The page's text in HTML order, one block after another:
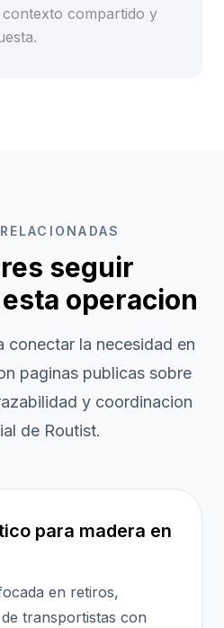
compartido y
seguir
operacion
conectar la necesidad en
paginas publicas sobre
y coordinacion
de Routist.
para madera en
en retiros,
transportistas con